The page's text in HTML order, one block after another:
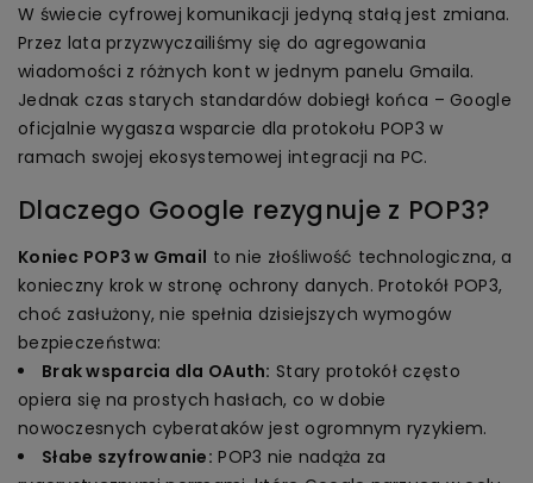
W świecie cyfrowej komunikacji jedyną stałą jest zmiana.
Przez lata przyzwyczailiśmy się do agregowania
wiadomości z różnych kont w jednym panelu Gmaila.
Jednak czas starych standardów dobiegł końca – Google
oficjalnie wygasza wsparcie dla protokołu POP3 w
ramach swojej ekosystemowej integracji na PC.
Dlaczego Google rezygnuje z POP3?
Koniec POP3 w Gmail to nie złośliwość technologiczna, a
konieczny krok w stronę ochrony danych. Protokół POP3,
choć zasłużony, nie spełnia dzisiejszych wymogów
bezpieczeństwa:
Brak wsparcia dla OAuth: Stary protokół często
opiera się na prostych hasłach, co w dobie
nowoczesnych cyberataków jest ogromnym ryzykiem.
Słabe szyfrowanie: POP3 nie nadąża za